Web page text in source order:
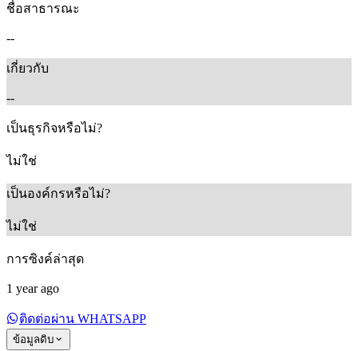
ชื่อสาธารณะ
--
เกี่ยวกับ
--
เป็นธุรกิจหรือไม่?
ไม่ใช่
เป็นองค์กรหรือไม่?
ไม่ใช่
การซิงค์ล่าสุด
1 year ago
ติดต่อผ่าน WHATSAPP
ข้อมูลดิบ